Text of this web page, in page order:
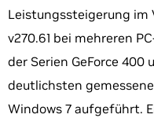
Leistungssteigerung im
v270.61 bei mehreren
der Serien GeForce 400
deutlichsten
Windows 7 aufgeführt.